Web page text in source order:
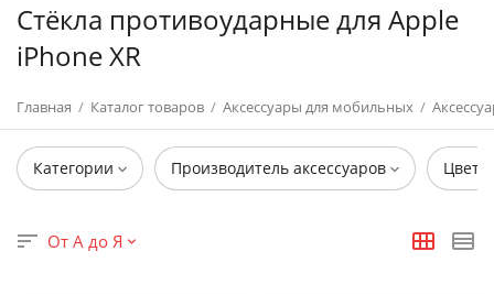
Стёкла противоударные для Apple
iPhone XR
Главная / Каталог товаров / Аксессуары для мобильных /
Категории Производитель аксессуаров Цвет
От А до Я